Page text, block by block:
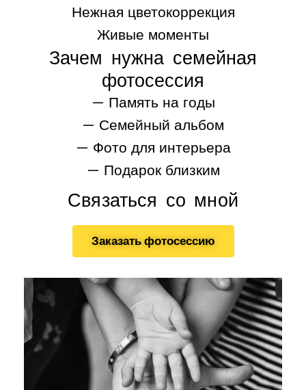
Нежная цветокоррекция
Живые моменты
Зачем нужна семейная
фотосессия
— Память на годы
— Семейный альбом
— Фото для интерьера
— Подарок близким
Связаться со мной
Заказать фотосессию